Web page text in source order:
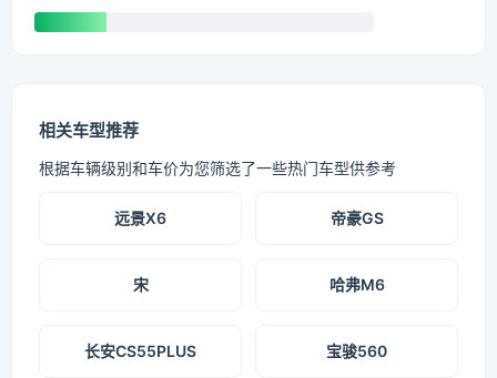
相关车型推荐
根据车辆级别和车价为您筛选了一些热门车型供参考
远景X6 帝豪GS
宋 哈弗M6
长安CS55PLUS 宝骏560